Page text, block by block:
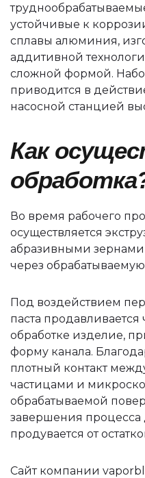
устойчивые к
сплавы алюминия,
аддитивной
сложной формой.
приводится в
насосной станцией
Как
Во время рабочего
осуществляется
абразивными зернами
через
Под воздействием
паста
обработке изделие,
форму канала.
плотный контакт
частицами и
обрабатываемой
завершения процесса
продувается от
Сайт компании